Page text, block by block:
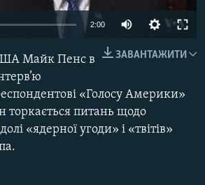
2:00
ЗАВАНТАЖИТИ
Майк Пенс в
«Голосу Америки»
торкається питань щодо
«ядерної угоди» і «твітів»